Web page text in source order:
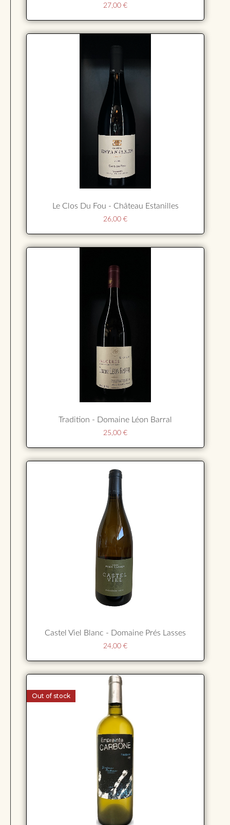
27,00 €
Le Clos Du Fou - Château Estanilles
26,00 €
Tradition - Domaine Léon Barral
25,00 €
Castel Viel Blanc - Domaine Prés Lasses
24,00 €
Out of stock